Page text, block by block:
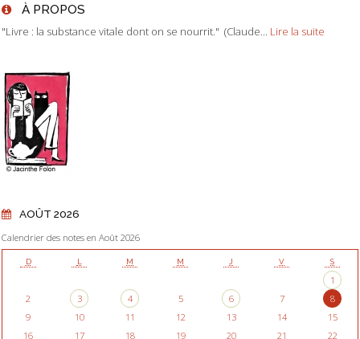
À PROPOS
"Livre : la substance vitale dont on se nourrit." (Claude... Lire la suite
AOÛT 2026
Calendrier des notes en Août 2026
D L M M J V S
1
2
3 4 5 6 7
8
9
10 11 12 13 14
15
16
17 18 19 20 21
22